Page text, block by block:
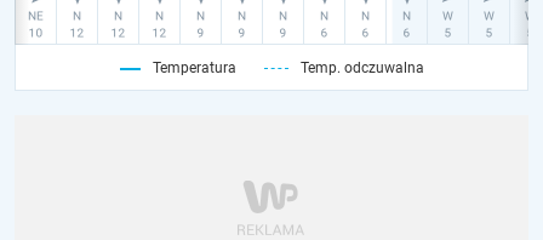
Temperatura Temp. odczuwalna